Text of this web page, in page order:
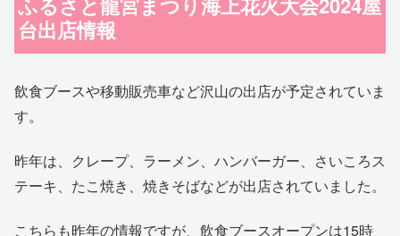
台出店情報
飲食ブースや移動販売車など沢山の出店が予定されていま
す。
昨年は、クレープ、ラーメン、ハンバーガー、さいころス
テーキ、たこ焼き、焼きそばなどが出店されていました。
こちらも昨年の情報ですが、飲食ブースオープンは15時